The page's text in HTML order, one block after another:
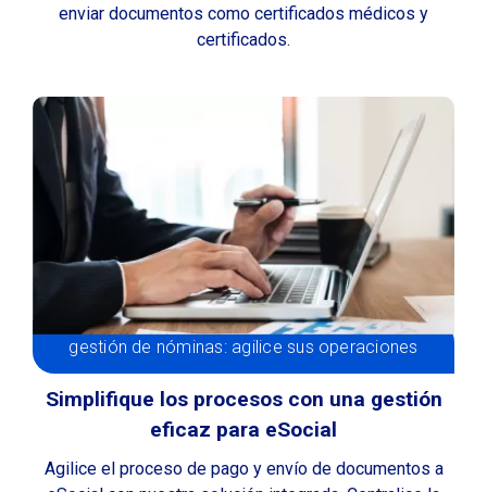
enviar documentos como certificados médicos y
certificados.
gestión de nóminas: agilice sus operaciones
Simplifique los procesos con una gestión
eficaz para eSocial
Agilice el proceso de pago y envío de documentos a